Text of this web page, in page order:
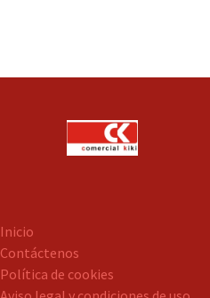
Inicio
Contáctenos
Política de cookies